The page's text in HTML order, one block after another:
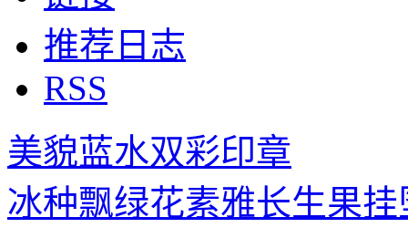
推荐日志
RSS
美貌蓝水双彩印章
冰种飘绿花素雅长生果挂